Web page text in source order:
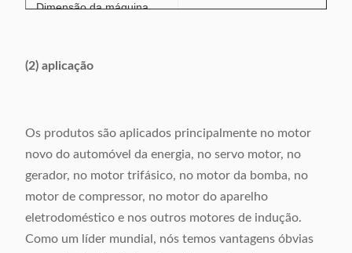
Dimensão da máquina
650x 900 x 2300mm
(2) aplicação
Os produtos são aplicados principalmente no motor
novo do automóvel da energia, no servo motor, no
gerador, no motor trifásico, no motor da bomba, no
motor de compressor, no motor do aparelho
eletrodoméstico e nos outros motores de indução.
Como um líder mundial, nós temos vantagens óbvias